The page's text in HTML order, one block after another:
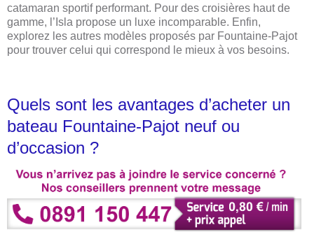
catamaran sportif performant. Pour des croisières haut de
gamme, l’Isla propose un luxe incomparable. Enfin,
explorez les autres modèles proposés par Fountaine-Pajot
pour trouver celui qui correspond le mieux à vos besoins.
Quels sont les avantages d’acheter un
bateau Fountaine-Pajot neuf ou
d’occasion ?